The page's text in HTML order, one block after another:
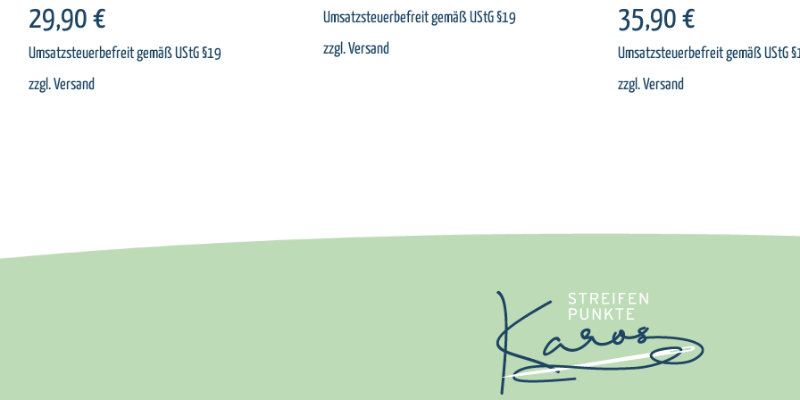
29,90 €
Umsatzsteuerbefreit gemäß UStG §19
zzgl.Versand
Umsatzsteuerbefreit gemäß UStG §19
zzgl.Versand
35,90 €
Umsatzsteuerbefreit gemäß UStG
zzgl.Versand